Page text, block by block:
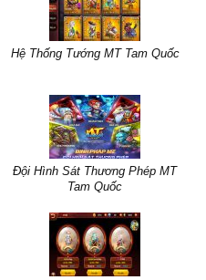
Hệ Thống Tướng MT Tam Quốc
Đội Hình Sát Thương Phép MT
Tam Quốc